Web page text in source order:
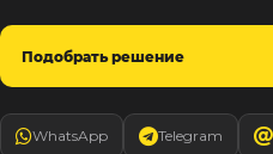
Подобрать решение
WhatsApp Telegram